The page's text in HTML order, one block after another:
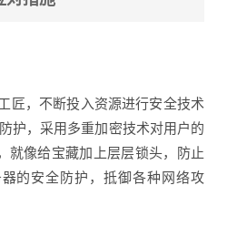
匠，不断投入资源进行安全技术
护，采用多重加密技术对用户的
就像给宝藏加上层层锁头，防止
的安全防护，抵御各种网络攻